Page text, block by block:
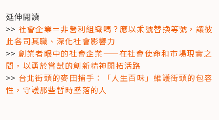
延伸閱讀
>> 社會企業＝非營利組織嗎？應以乘號替換等號，讓彼
此各司其職、深化社會影響力
>> 創業者眼中的社會企業——在社會使命和市場現實之
間，以勇於嘗試的創新精神開拓活路
>> 台北街頭的麥田捕手：「人生百味」維護街頭的包容
性，守護那些暫時墜落的人